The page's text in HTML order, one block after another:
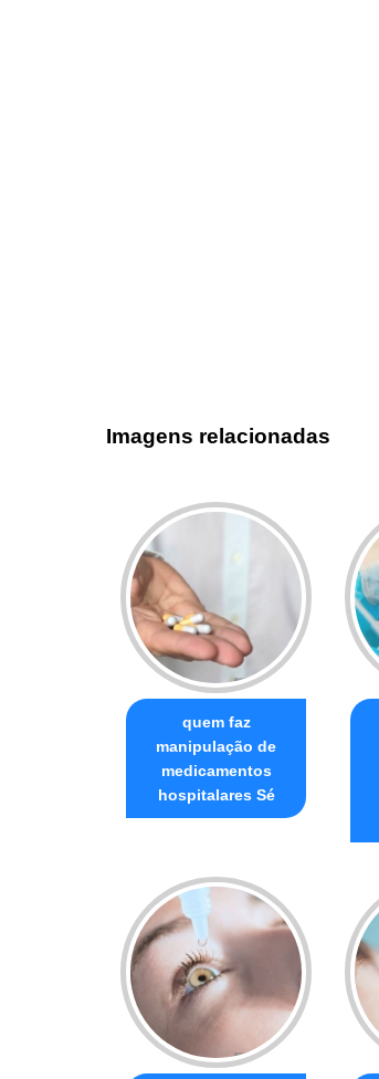
Imagens relacionadas
quem faz
manipulação de
medicamentos
hospitalares Sé